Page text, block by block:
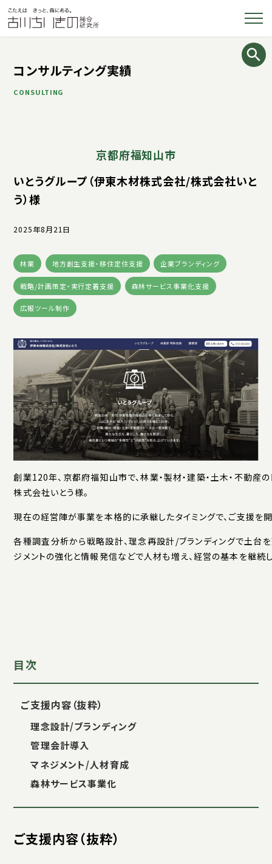
コンサルティング実績
CONSULTING
京都府福知山市
いとうグループ（伊東木材株式会社/株式会社いと
う）様
2025年8月21日
林業 地方創生支援・移住定住支援 企業ブランディング
戦略/計画策定・実行定着支援 森林サービス事業化支援
広報ツール制作
創業120年、京都府福知山市で、林業・製材・建築・土木・不動
株式会社いとう様。
現在の経営陣が事業を本格的に承継したタイミングで、ご支援を
各種調査分析から戦略設計、理念再設計/ブランディングで土台
ジメントの強化と情報発信などで人材も増え、経営の基本を継続
目次
ご支援内容（抜粋）
理念設計/ブランディング
管理会計導入
マネジメント/人材育成
森林サービス事業化
ご支援内容（抜粋）